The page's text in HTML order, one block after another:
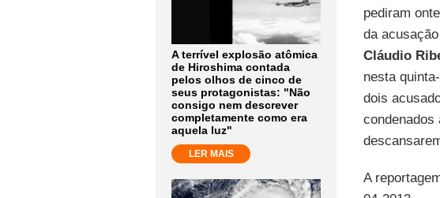
A terrível explosão atômica
de Hiroshima contada
pelos olhos de cinco de
seus protagonistas: "Não
consigo nem descrever
completamente como era
aquela luz"
LER MAIS
pediram
da
Cláudio
nesta
dois
condenados
A